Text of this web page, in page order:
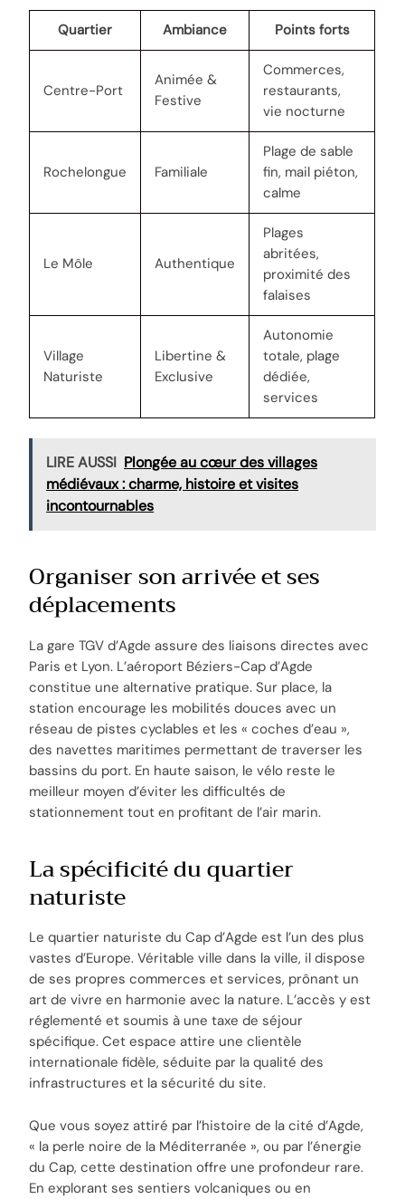
Quartier Ambiance Points forts
Centre-Port
Animée &
Festive
Commerces,
restaurants,
vie nocturne
Rochelongue Familiale
Plage de sable
fin, mail piéton,
calme
Le Môle Authentique
Plages
abritées,
proximité des
falaises
Village
Naturiste
Libertine &
Exclusive
Autonomie
totale, plage
dédiée,
services
LIRE AUSSI Plongée au cœur des villages
médiévaux : charme, histoire et visites
incontournables
Organiser son arrivée et ses
déplacements
La gare TGV d’Agde assure des liaisons directes avec
Paris et Lyon. L’aéroport Béziers-Cap d’Agde
constitue une alternative pratique. Sur place, la
station encourage les mobilités douces avec un
réseau de pistes cyclables et les « coches d’eau »,
des navettes maritimes permettant de traverser les
bassins du port. En haute saison, le vélo reste le
meilleur moyen d’éviter les difficultés de
stationnement tout en profitant de l’air marin.
La spécificité du quartier
naturiste
Le quartier naturiste du Cap d’Agde est l’un des plus
vastes d’Europe. Véritable ville dans la ville, il dispose
de ses propres commerces et services, prônant un
art de vivre en harmonie avec la nature. L’accès y est
réglementé et soumis à une taxe de séjour
spécifique. Cet espace attire une clientèle
internationale fidèle, séduite par la qualité des
infrastructures et la sécurité du site.
Que vous soyez attiré par l’histoire de la cité d’Agde,
« la perle noire de la Méditerranée », ou par l’énergie
du Cap, cette destination offre une profondeur rare.
En explorant ses sentiers volcaniques ou en